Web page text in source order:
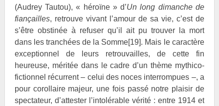
(Audrey Tautou), « héroïne » d’Un long dimanche de
fiançailles, retrouve vivant l’amour de sa vie, c’est de
s’être obstinée à refuser qu’il ait pu trouver la mort
dans les tranchées de la Somme[19]. Mais le caractère
exceptionnel de leurs retrouvailles, de cette fin
heureuse, méritée dans le cadre d’un thème mythico-
fictionnel récurrent – celui des noces interrompues –, a
pour corollaire majeur, une fois passé notre plaisir de
spectateur, d’attester l’intolérable vérité : entre 1914 et